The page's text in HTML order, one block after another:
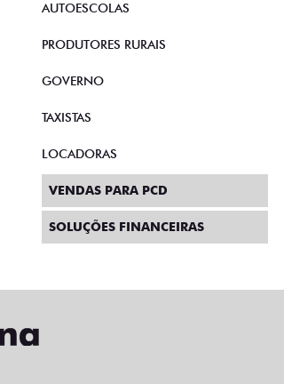
AUTOESCOLAS
PRODUTORES RURAIS
GOVERNO
TAXISTAS
LOCADORAS
VENDAS PARA PCD
SOLUÇÕES FINANCEIRAS